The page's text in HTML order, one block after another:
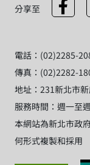
分享至
電話：(02)2285-
傳真：(02)2282-
地址：231新北市
服務時間：週一至
本網站為新北市政
何形式複製和採用